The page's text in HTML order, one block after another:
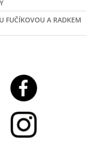
FUČÍKOVOU A RADKEM